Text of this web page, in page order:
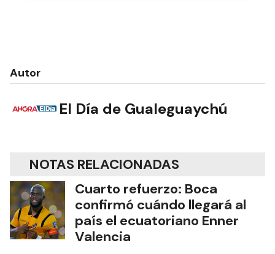
Autor
El Día de Gualeguaychú
NOTAS RELACIONADAS
Cuarto refuerzo: Boca
confirmó cuándo llegará al
país el ecuatoriano Enner
Valencia